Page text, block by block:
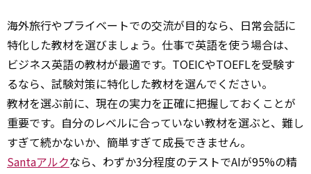
海外旅行やプライベートでの交流が目的なら、日常会話に
特化した教材を選びましょう。仕事で英語を使う場合は、
ビジネス英語の教材が最適です。TOEICやTOEFLを受験す
るなら、試験対策に特化した教材を選んでください。
教材を選ぶ前に、現在の実力を正確に把握しておくことが
重要です。自分のレベルに合っていない教材を選ぶと、難し
すぎて続かないか、簡単すぎて成長できません。
Santaアルクなら、わずか3分程度のテストでAIが95%の精